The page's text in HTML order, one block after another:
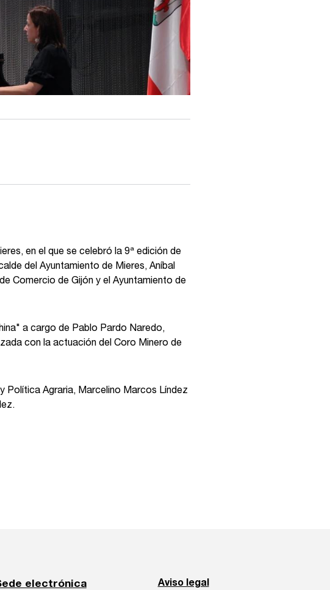
en el que se celebró la 9ª edición de
del Ayuntamiento de Mieres, Aníbal
Comercio de Gijón y el Ayuntamiento de
a cargo de Pablo Pardo Naredo,
con la actuación del Coro Minero de
Política Agraria, Marcelino Marcos Líndez
electrónica Aviso legal